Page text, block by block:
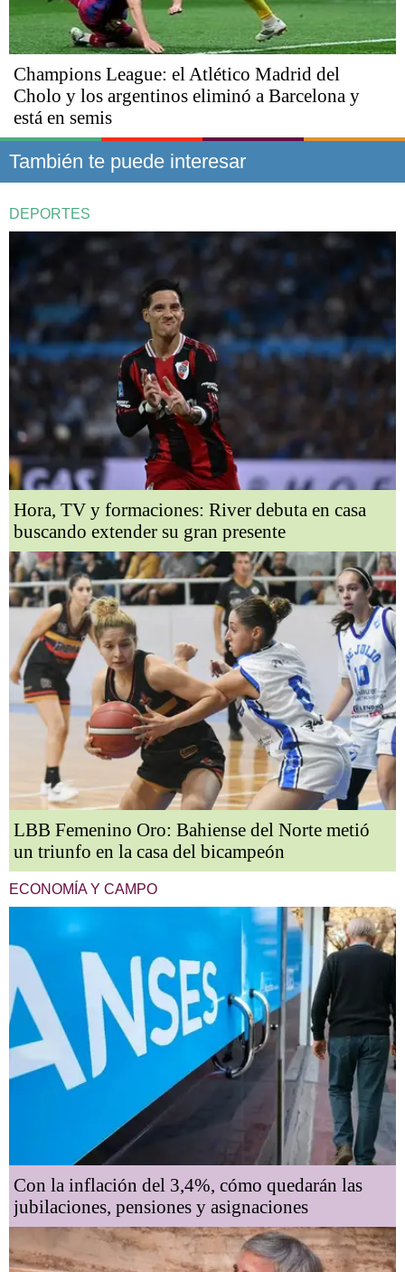
Champions League: el Atlético Madrid del
Cholo y los argentinos eliminó a Barcelona y
está en semis
También te puede interesar
DEPORTES
Hora, TV y formaciones: River debuta en casa
buscando extender su gran presente
LBB Femenino Oro: Bahiense del Norte metió
un triunfo en la casa del bicampeón
ECONOMÍA Y CAMPO
Con la inflación del 3,4%, cómo quedarán las
jubilaciones, pensiones y asignaciones